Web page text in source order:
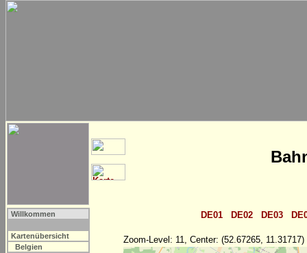
Willkommen
Kartenübersicht
Belgien
DE01 DE02 DE03
Zoom-Level: 11, Center: (52.67265, 11.31717)